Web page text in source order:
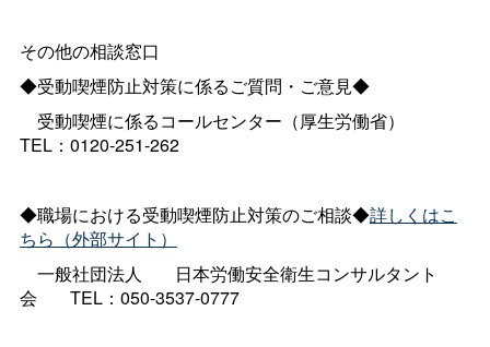
その他の相談窓口
◆受動喫煙防止対策に係るご質問・ご意見◆
受動喫煙に係るコールセンター（厚生労働省）
TEL：0120-251-262
◆職場における受動喫煙防止対策のご相談◆詳しくはこ
ちら（外部サイト）
一般社団法人
日本労働安全衛生コンサルタント
会
TEL：050-3537-0777